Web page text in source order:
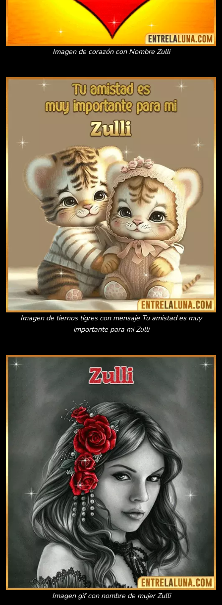
Imagen de corazón con Nombre Zulli
Imagen de tiernos tigres con mensaje Tu amistad es muy
importante para mi Zulli
Imagen gif con nombre de mujer Zulli